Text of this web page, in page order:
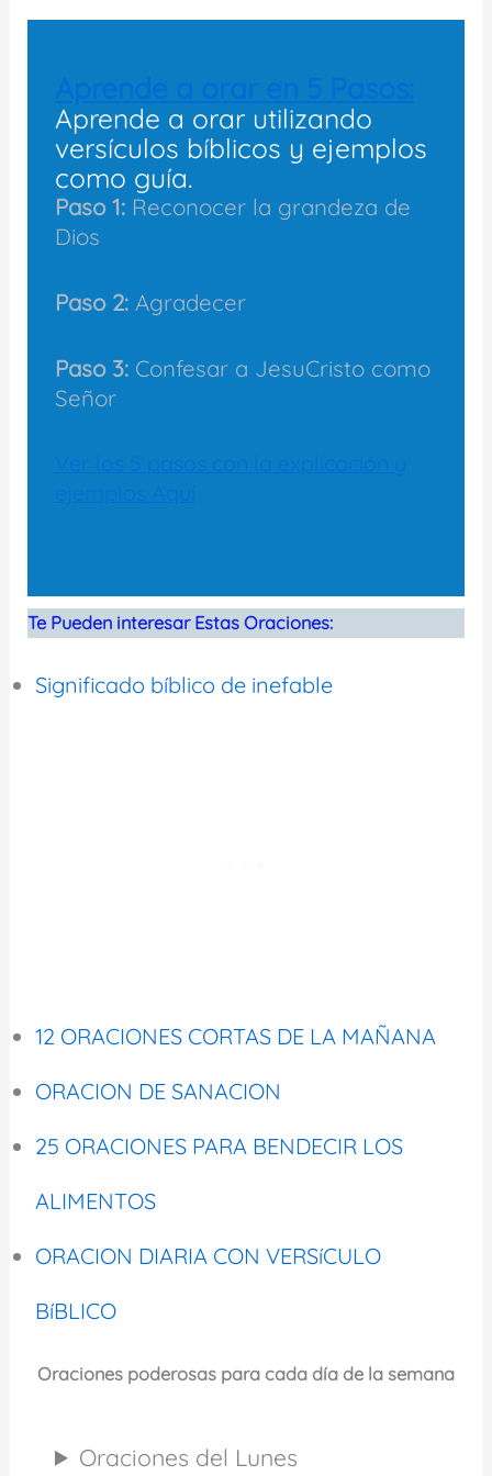
Aprende a orar utilizando
versículos bíblicos y ejemplos
como guía.
Paso 1:Reconocer la grandeza de
Dios
Paso 2:Agradecer
Paso 3: Confesar a JesuCristo como
Señor
Te Pueden interesar Estas Oraciones:
Significado bíblico de inefable
12 ORACIONES CORTAS DE LA MAÑANA
ORACION DE SANACION
25 ORACIONES PARA BENDECIR LOS
ALIMENTOS
ORACION DIARIA CON VERSíCULO
BíBLICO
Oraciones poderosas para cada día de la semana
Oraciones del Lunes